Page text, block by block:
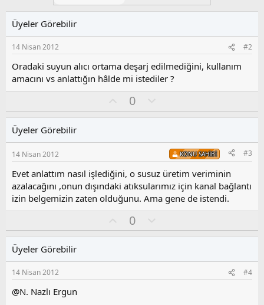
Üyeler Görebilir
14 Nisan 2012 #2
Oradaki suyun alıcı ortama deşarj edilmediğini, kullanım
amacını vs anlattığın hâlde mi istediler ?
y
0
l
s
u
z
o
y
l
Üyeler Görebilir
14 Nisan 2012 KONU SAHIBI #3
Evet anlattım nasıl işlediğini, o susuz üretim veriminin
azalacağını ,onun dışındaki atıksularımız için kanal bağlantı
izin belgemizin zaten olduğunu. Ama gene de istendi.
y
0
l
s
u
Üyeler Görebilir
14 Nisan 2012 #4
@N. Nazlı Ergun